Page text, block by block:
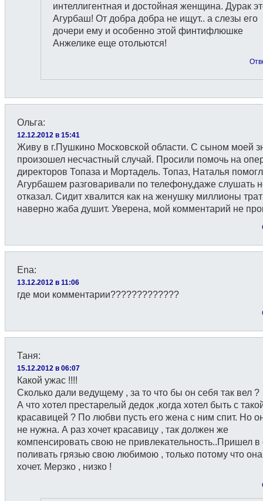
интеллигентная и достойная женщина. Дурак
Агурбаш! От добра добра не ищут.. а слезы его
дочери ему и особенно этой финтифлюшке
Анжелике еще отольются!
Ольга:
12.12.2012 в 15:41
Живу в г.Пушкино Московской области. С сыном моей
произошел несчастный случай. Просили помочь на
директоров Топаза и Мортадель. Топаз, Наталья
Агурбашем разговаривали по телефону,даже слушать
отказал. Сидит хвалится как на женушку миллионы
наверно жаба душит. Уверена, мой комментарий не
Ena:
13.12.2012 в 11:06
где мои комментарии?????????????
Таня:
15.12.2012 в 06:07
Какой ужас !!!!
Сколько дали ведущему , за то что бы он себя так вел ?
А что хотел престарелый дедок ,когда хотел быть с
красавицей ? По любви пусть его жена с ним спит. Но
не нужна. А раз хочет красавицу , так должен же
компенсировать свою не привлекательность..Пришел в
поливать грязью свою любимою , только потому что
хочет. Мерзко , низко !